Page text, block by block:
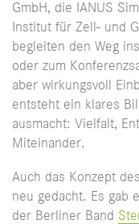
GmbH, die IANUS
Institut für Zell- und
begleiten den Weg
oder zum
aber wirkungsvoll
entsteht ein klares
ausmacht: Vielfalt,
Miteinander.
Auch das Konzept
neu gedacht. Es gab
der Berliner Band